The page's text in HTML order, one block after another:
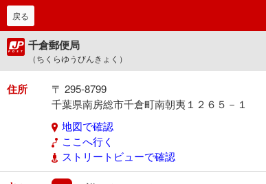
戻る
千倉郵便局
（ちくらゆうびんきょく）
住所
〒 295-8799
千葉県南房総市千倉町南朝夷１２６５－１
地図で確認
ここへ行く
ストリートビューで確認